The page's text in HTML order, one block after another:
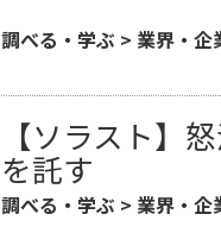
調べる・学ぶ > 業界・企
【ソラスト】
を託す
調べる・学ぶ > 業界・企